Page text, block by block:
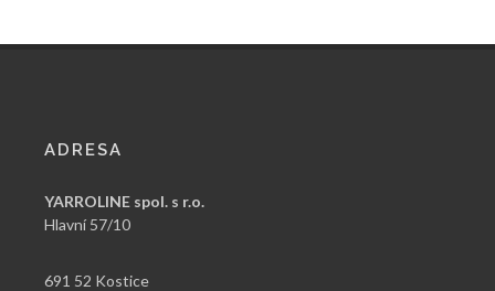
ADRESA
YARROLINE spol. s r.o.
Hlavní 57/10
691 52 Kostice